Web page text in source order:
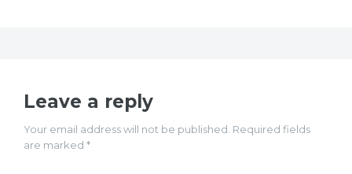
Leave a reply
Your email address will not be published. Required fields
are marked *